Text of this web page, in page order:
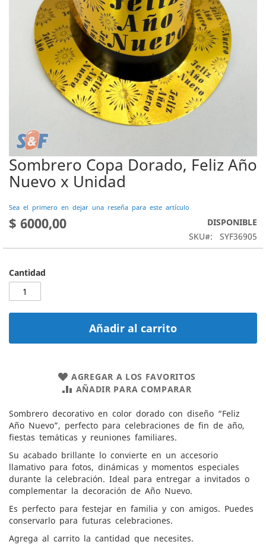
Sombrero Copa Dorado, Feliz Año
Nuevo x Unidad
Sea el primero en dejar una reseña para este artículo
$ 6000,00 DISPONIBLE
SKU SYF36905
Cantidad
Añadir al carrito
AGREGAR A LOS FAVORITOS
AÑADIR PARA COMPARAR
Sombrero decorativo en color dorado con diseño “Feliz
Año Nuevo”, perfecto para celebraciones de fin de año,
fiestas temáticas y reuniones familiares.
Su acabado brillante lo convierte en un accesorio
llamativo para fotos, dinámicas y momentos especiales
durante la celebración. Ideal para entregar a invitados o
complementar la decoración de Año Nuevo.
Es perfecto para festejar en familia y con amigos. Puedes
conservarlo para futuras celebraciones.
Agrega al carrito la cantidad que necesites.
Saltar
comienzo
la
galería